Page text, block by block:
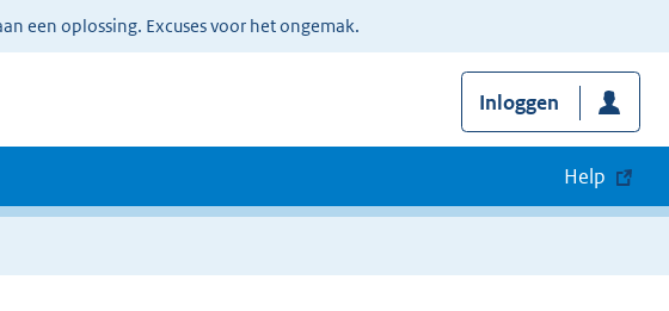
een oplossing. Excuses voor het ongemak.
Inloggen
Help